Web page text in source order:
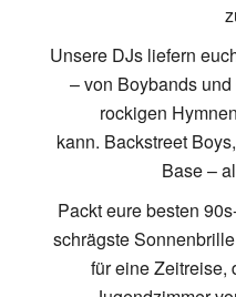
Unsere DJs liefern
– von Boybands
rockigen
kann. Backstreet
Base –
Packt eure besten
schrägste
für eine Zeitreise,